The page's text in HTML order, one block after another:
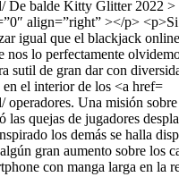
operadores. Una misión
las quejas de jugadores
los demás se halla
gran aumento sobre los
con manga larga en la